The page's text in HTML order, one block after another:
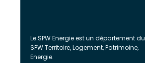
Le SPW Energie est un département du
SPW Territoire, Logement, Patrimoine,
Energie.